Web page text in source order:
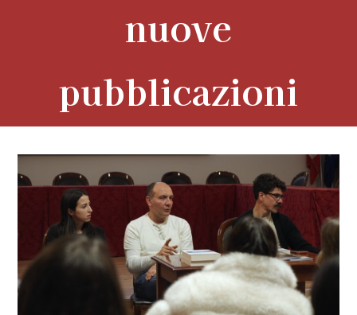
nuove
pubblicazioni
Larger